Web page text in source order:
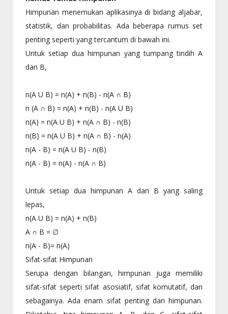
Himpunan menemukan aplikasinya di bidang aljabar,
statistik, dan probabilitas. Ada beberapa rumus set
penting seperti yang tercantum di bawah ini.
Untuk setiap dua himpunan yang tumpang tindih A
dan B,
n(A U B) = n(A) + n(B) - n(A ∩ B)
n (A ∩ B) = n(A) + n(B) - n(A U B)
n(A) = n(A U B) + n(A ∩ B) - n(B)
n(B) = n(A U B) + n(A ∩ B) - n(A)
n(A - B) = n(A U B) - n(B)
n(A - B) = n(A) - n(A ∩ B)
Untuk setiap dua himpunan A dan B yang saling
lepas,
n(A U B) = n(A) + n(B)
A ∩ B = ∅
n(A - B)= n(A)
Sifat-sifat Himpunan
Serupa dengan bilangan, himpunan juga memiliki
sifat-sifat seperti sifat asosiatif, sifat komutatif, dan
sebagainya. Ada enam sifat penting dari himpunan.